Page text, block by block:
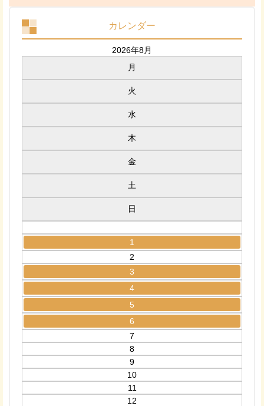
カレンダー
2026年8月
月
火
水
木
金
土
日
1
2
3
4
5
6
7
8
9
10
11
12